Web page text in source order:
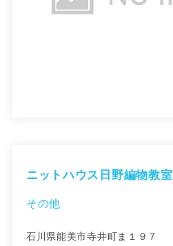
ニットハウス日野編物教室
その他
石川県能美市寺井町ま１９７